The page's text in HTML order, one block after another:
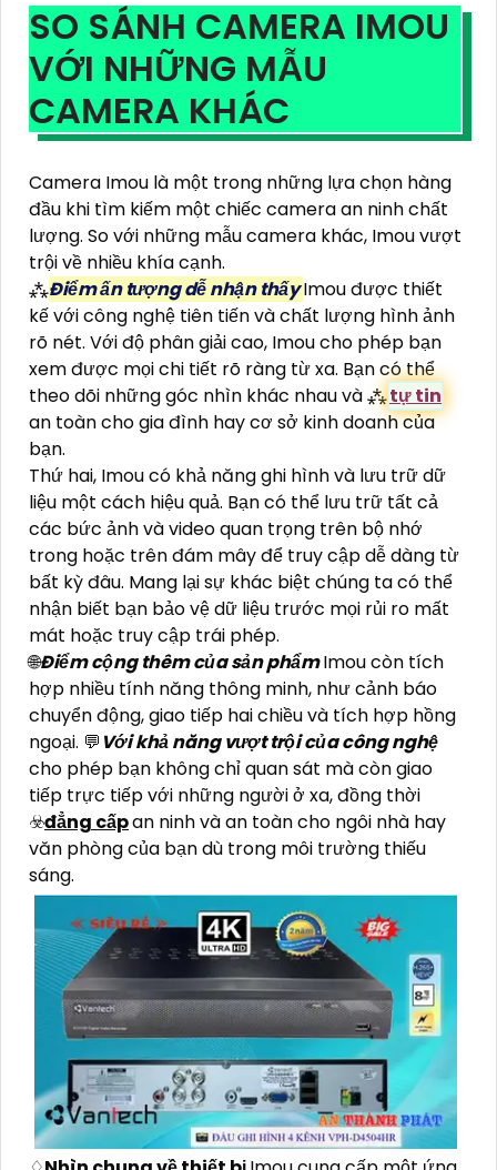
SO SÁNH CAMERA IMOU
VỚI NHỮNG MẪU
CAMERA KHÁC
Camera Imou là một trong những lựa chọn hàng
đầu khi tìm kiếm một chiếc camera an ninh chất
lượng. So với những mẫu camera khác, Imou vượt
trội về nhiều khía cạnh.
⁂Điểm ấn tượng dễ nhận thấyImou được thiết
kế với công nghệ tiên tiến và chất lượng hình ảnh
rõ nét. Với độ phân giải cao, Imou cho phép bạn
xem được mọi chi tiết rõ ràng từ xa. Bạn có thể
theo dõi những góc nhìn khác nhau và ⁂tự tin
an toàn cho gia đình hay cơ sở kinh doanh của
bạn.
Thứ hai, Imou có khả năng ghi hình và lưu trữ dữ
liệu một cách hiệu quả. Bạn có thể lưu trữ tất cả
các bức ảnh và video quan trọng trên bộ nhớ
trong hoặc trên đám mây để truy cập dễ dàng từ
bất kỳ đâu. Mang lại sự khác biệt chúng ta có thể
nhận biết bạn bảo vệ dữ liệu trước mọi rủi ro mất
mát hoặc truy cập trái phép.
🌐Điểm cộng thêm của sản phẩmImou còn tích
hợp nhiều tính năng thông minh, như cảnh báo
chuyển động, giao tiếp hai chiều và tích hợp hồng
ngoại. 💬 Với khả năng vượt trội của công nghệ
cho phép bạn không chỉ quan sát mà còn giao
tiếp trực tiếp với những người ở xa, đồng thời
☣️đẳng cấpan ninh và an toàn cho ngôi nhà hay
văn phòng của bạn dù trong môi trường thiếu
sáng.